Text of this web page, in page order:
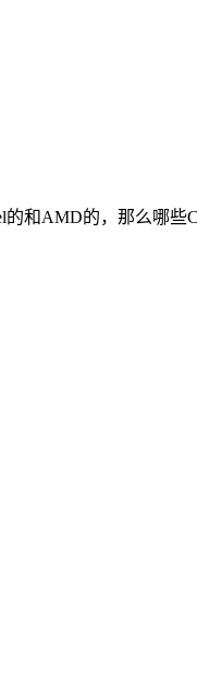
和AMD的，那么哪些